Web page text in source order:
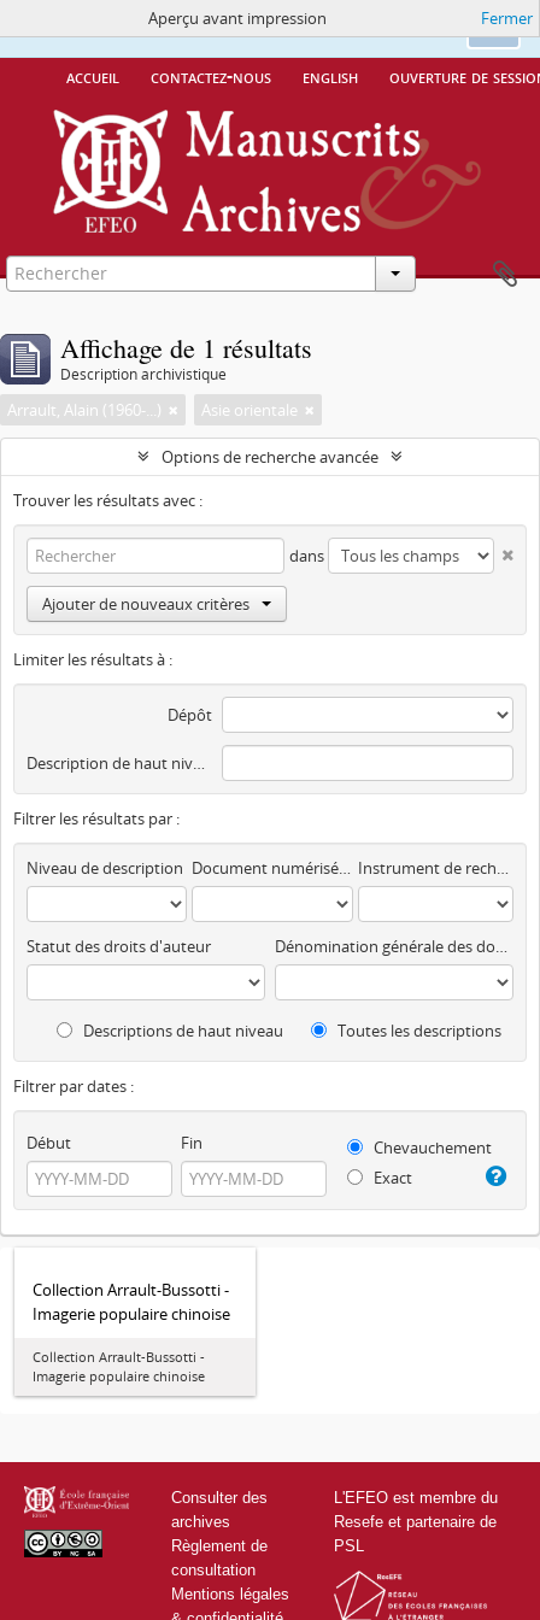
Ok
Ce site utilise des cookiesMore Info.
accueil contactez-nous english ouverture de
Aperçu avant impression Fermer
Affichage de 1 résultats
Description archivistique
Arrault, Alain (1960-...) Asie orientale
Options de recherche avancée
Trouver les résultats avec :
dans
Ajouter de nouveaux critères
Limiter les résultats à :
Dépôt
Description de haut niveau
Filtrer les résultats par :
Niveau de description Document numérisé disponible Instrument de recherche
Statut des droits d'auteur Dénomination générale des documents
Descriptions de haut niveau Toutes les descriptions
Filtrer par dates :
Début Fin
Chevauchement
Exact
Collection Arrault-Bussotti -
Imagerie populaire chinoise
Collection Arrault-Bussotti -
Imagerie populaire chinoise
Consulter des
archives
Règlement de
consultation
Mentions légales
L'EFEO est membre du
Resefe et partenaire de
PSL